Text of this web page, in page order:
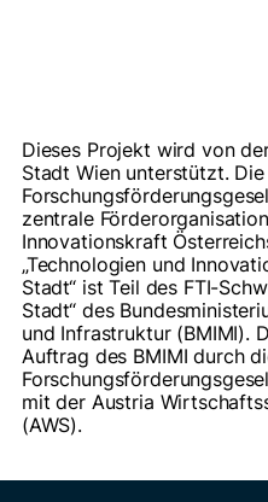
Dieses Projekt wird von
Stadt Wien unterstützt.
zentrale
Innovationskraft
„Technologien und
Stadt“ ist Teil des FTI-
Stadt“ des
und Infrastruktur (BMIMI).
Auftrag des BMIMI durch
mit der Austria
(AWS).